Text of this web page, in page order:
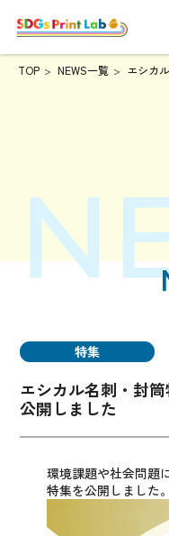
TOP NEWS一覧 エシカ
特集
エシカル名刺・封
公開しました
環境課題や社会問題
特集を公開しました。